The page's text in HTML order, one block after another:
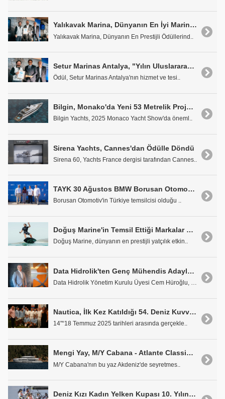
Yalıkavak Marina, Dünyanın En İyi Marina Ödülleri'nde Bir Başarıya Daha İmza Attı
Yalıkavak Marina, Dünyanın En Prestijli Ödüllerind..
Setur Marinas Antalya, "Yılın Uluslararası Marinası" seçildi
Ödül, Setur Marinas Antalya'nın hizmet ve tesi..
Bilgin, Monako'da Yeni 53 Metrelik Projesinin Satışını Tamamladı
Bilgin Yachts, 2025 Monaco Yacht Show'da öneml..
Sirena Yachts, Cannes'dan Ödülle Döndü
Sirena 60, Yachts France dergisi tarafından Cannes..
TAYK 30 Ağustos BMW Borusan Otomotiv Kupası
Borusan Otomotiv'in Türkiye temsilcisi olduğu ..
Doğuş Marine'in Temsil Ettiği Markalar Cannes'da Sahne Alıyor
Doğuş Marine, dünyanın en prestijli yatçılık etkin..
Data Hidrolik'ten Genç Mühendis Adaylarına Önemli Katkı
Data Hidrolik Yönetim Kurulu Üyesi Cem Hüroğlu, Yı..
Nautica, İlk Kez Katıldığı 54. Deniz Kuvvetleri Kupası'nda 4. Oldu
14"“18 Temmuz 2025 tarihleri arasında gerçekle..
Mengi Yay, M/Y Cabana - Atlante Classic 35'i Teslim Etti
M/Y Cabana'nın bu yaz Akdeniz'de seyretmes..
Deniz Kızı Kadın Yelken Kupası 10. Yılında